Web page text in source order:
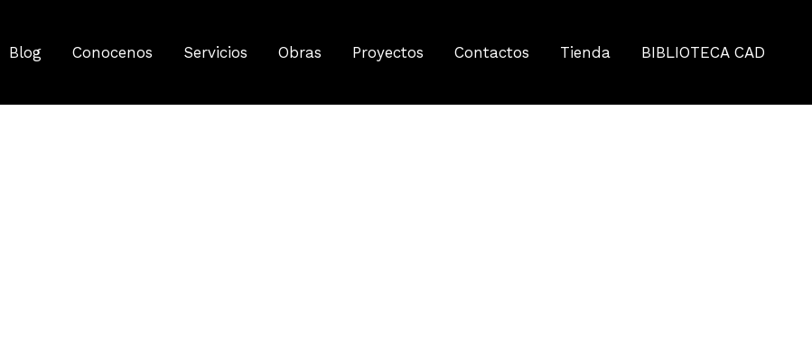
Blog Conocenos Servicios Obras Proyectos Contactos Tienda BIBLIOTECA CAD